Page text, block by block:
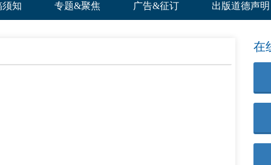
须知 专题&聚焦 广告&征订 出版道德声明
在